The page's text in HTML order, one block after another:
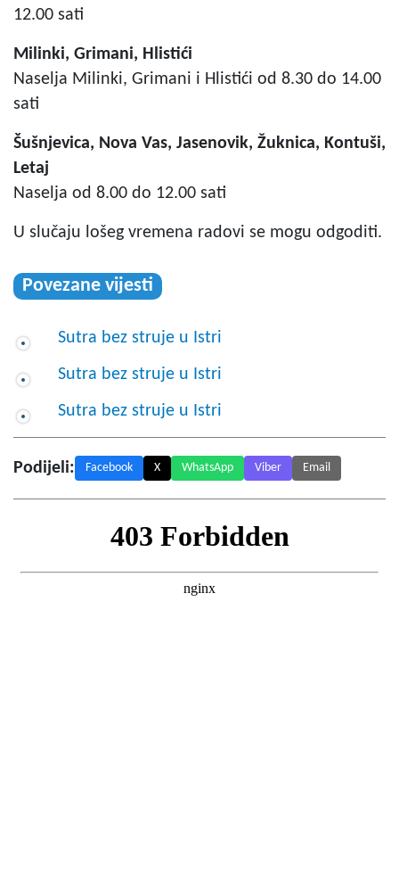
12.00 sati
Milinki, Grimani, Hlistići
Naselja Milinki, Grimani i Hlistići od 8.30 do 14.00
sati
Šušnjevica, Nova Vas, Jasenovik, Žuknica, Kontuši,
Letaj
Naselja od 8.00 do 12.00 sati
U slučaju lošeg vremena radovi se mogu odgoditi.
Povezane vijesti
Sutra bez struje u Istri
Sutra bez struje u Istri
Sutra bez struje u Istri
Podijeli: Facebook X WhatsApp Viber Email